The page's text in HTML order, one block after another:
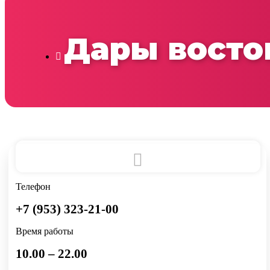
Дары
Телефон
+7 (953) 323-21-00
Время работы
10.00 – 22.00